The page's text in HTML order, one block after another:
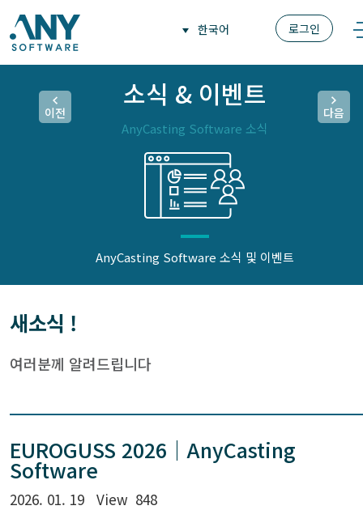
로그인
한국어
소식 & 이벤트
AnyCasting Software 소식
다음
이전
AnyCasting Software 소식 및 이벤트
새소식 !
여러분께 알려드립니다
EUROGUSS 2026｜AnyCasting
Software
2026. 01. 19 View 848